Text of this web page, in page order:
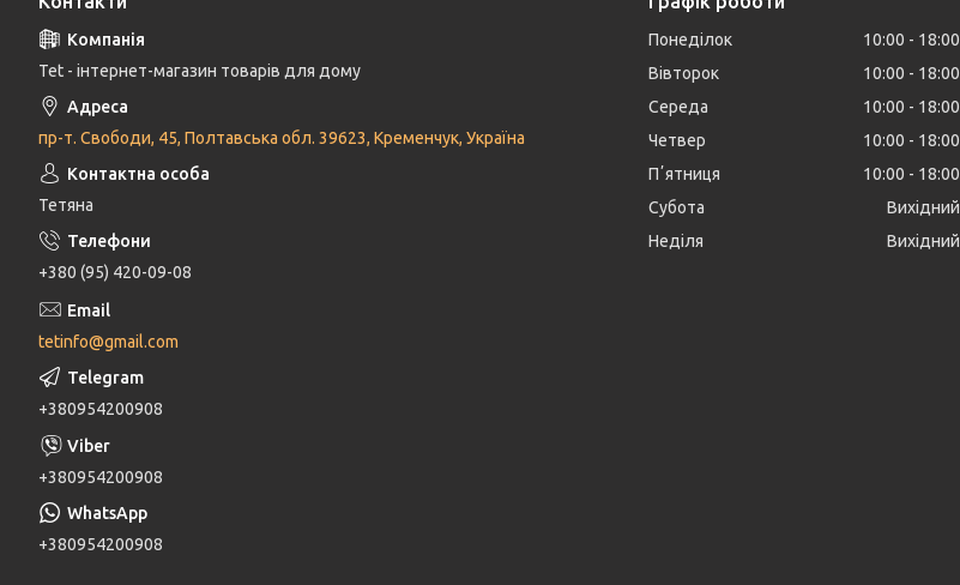
Tet - інтернет-магазин товарів для дому
пр-т. Свободи, 45, Полтавська обл. 39623, Кременчук, Україна
Тетяна
+380 (95) 420-09-08
tetinfo@gmail.com
+380954200908
+380954200908
+380954200908
Понеділок 10:00
18:00
Вівторок
10:00
18:00
Середа
10:00
18:00
Четвер
10:00
18:00
Пʼятниця
10:00
18:00
Субота
Вихідний
Неділя
Вихідний